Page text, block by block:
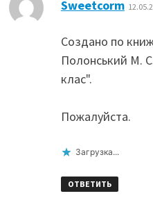
Sweetcorm
Создано по
Полонський М.
клас".
Пожалуйста.
Загрузка...
ОТВЕТИТЬ